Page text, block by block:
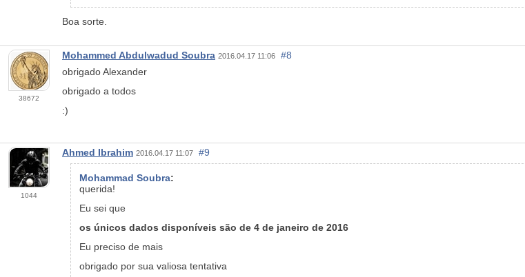
Boa sorte.
38672
Mohammed Abdulwadud Soubra 2016.04.17 11:06
#8
obrigado Alexander
obrigado a todos
:)
1044
Ahmed Ibrahim 2016.04.17 11:07 #9
Mohammad Soubra:
querida!
Eu sei que
os únicos dados disponíveis são de 4 de janeiro de 2016
Eu preciso de mais
obrigado por sua valiosa tentativa